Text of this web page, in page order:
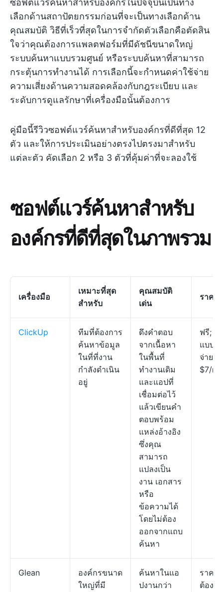
ซอฟต์แวร์ค้นหาสำหรับองค์กรในปัจจุบันเป็นทาง
เลือกด้านสถาปัตยกรรมก่อนที่จะเป็นทางเลือกด้าน
คุณสมบัติ วิธีที่เร็วที่สุดในการจำกัดตัวเลือกคือตัดสิน
ใจว่าคุณต้องการแพลตฟอร์มที่มีดัชนีขนาดใหญ่
ระบบค้นหาแบบรวมศูนย์ หรือระบบค้นหาที่สามารถ
กระตุ้นการทำงานได้ การเลือกนี้จะกำหนดค่าใช้จ่าย
ความเสี่ยงด้านความสอดคล้องกับกฎระเบียบ และ
ระดับการดูแลรักษาที่เครื่องมือนั้นต้องการ
คู่มือนี้รีวิวซอฟต์แวร์ค้นหาสำหรับองค์กรที่ดีที่สุด 12
ตัว และให้การประเมินอย่างตรงไปตรงมาสำหรับ
แต่ละตัว คัดเลือก 2 หรือ 3 ตัวที่คุ้มค่าที่จะลองใช้
ซอฟต์แวร์ค้นหาสำหรับ
องค์กรที่ดีที่สุดในภาพรวม
เครื่องมือ
เหมาะที่สุด
สำหรับ
คุณสมบัติ
เด่น
ราคา
ClickUp
ทีมที่ต้องการ
ค้นหาข้อมูล
ในที่ที่งาน
กำลังดำเนิน
อยู่
ดึงคำตอบ
จากเนื้อหา
ในพื้นที่
ทำงานเดิม
และแอปที่
เชื่อมต่อไว้
แล้วเขียนคำ
ตอบพร้อม
แหล่งอ้างอิง
ซึ่งคุณ
สามารถ
แปลงเป็น
งาน เอกสาร
หรือ
ข้อความได้
โดยไม่ต้อง
ออกจากแถบ
ค้นหา
ฟรี; แ
แบบเ
จ่ายเ
$7/ผู้
Glean
องค์กรขนาด
ใหญ่ที่มี
ค้นหาในแอ
ปงานกว่า
ราคา
ต้องก